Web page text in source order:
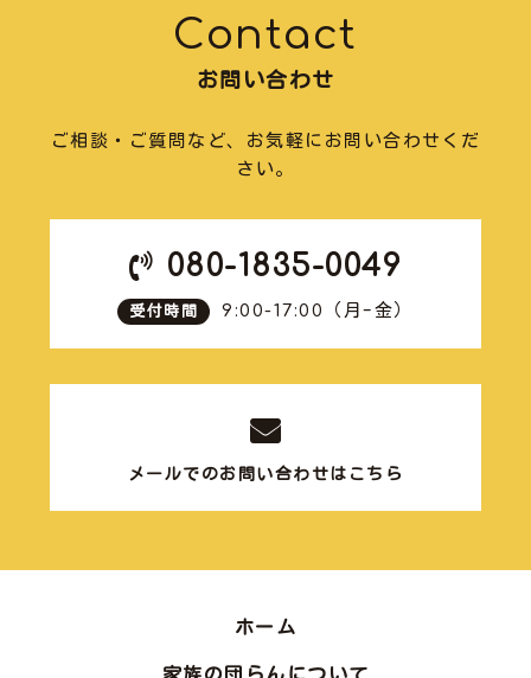
Contact
お問い合わせ
ご相談・ご質問など、お気軽にお問い合わせくだ
さい。
080-1835-0049
受付時間 9:00-17:00 （月-金）
メールでのお問い合わせはこちら
ホーム
家族の団らんについて